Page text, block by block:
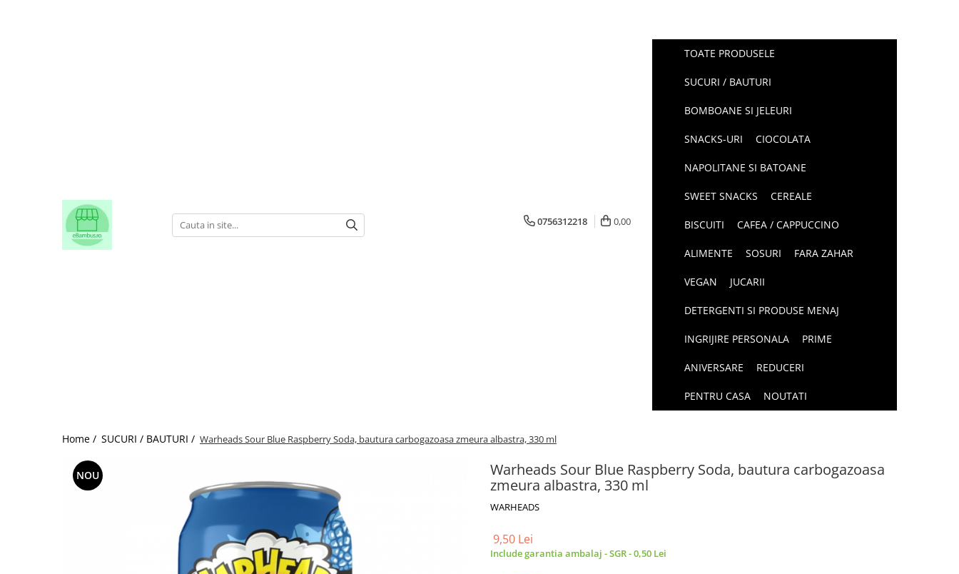
0756312218 0,00
TOATE PRODUSELE
SUCURI / BAUTURI
BOMBOANE SI JELEURI
SNACKS-URI CIOCOLATA
NAPOLITANE SI BATOANE
SWEET SNACKS CEREALE
BISCUITI CAFEA / CAPPUCCINO
ALIMENTE SOSURI FARA ZAHAR
VEGAN JUCARII
DETERGENTI SI PRODUSE MENAJ
INGRIJIRE PERSONALA PRIME
ANIVERSARE REDUCERI
PENTRU CASA NOUTATI
Home / SUCURI / BAUTURI / Warheads Sour Blue Raspberry Soda, bautura carbogazoasa zmeura albastra, 330 ml
Warheads Sour Blue Raspberry Soda, bautura carbogazoasa
zmeura albastra, 330 ml
WARHEADS
NOU
9,50 Lei
Include garantia ambalaj - SGR - 0,50 Lei